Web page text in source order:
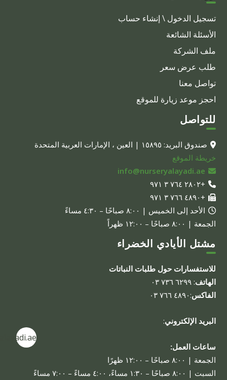
تسجيل الدخول \ إنشاء حساب
الأسئلة الشائعة
ملف الشركة
طلب عرض سعر
تواصل معنا
احجز موعد زيارة للموقع
للتواصل
صندوق البريد: ١٥٨٩٥ | العين ، الإمارات العربية المتحدة
خريطة الموقع
info@nurseryalayadi.ae
+٢٨٠٢ ٧٦٤ ٣ ٩٧١
+٤٨٩٠ ٧٦٦ ٣ ٩٧١
الأحد إلى الخميس | ٨:٠٠ صباحًا – ٤:٣٠ مساءً
الجمعة | ٨:٠٠ صباحًا – ١٢:٠٠ ظهراً
مشتل الأيادي الخضراء
للاستفسارات حول طلبات النباتات
الهاتف: ٦٢٩٩ ٧٣٦ ٠٣
الفاكس:٤٨٩٠ ٧٦٦ ٠٣
البريد الإلكتروني:
ساعات العمل:
الجمعة | ٨:٠٠ صباحًا – ١٢:٠٠ ظهرًا
السبت | ٨:٠٠ صباحًا – ١:٣٠ مساءً، ٤:٠٠ مساءً – ٧:٠٠ مساءً